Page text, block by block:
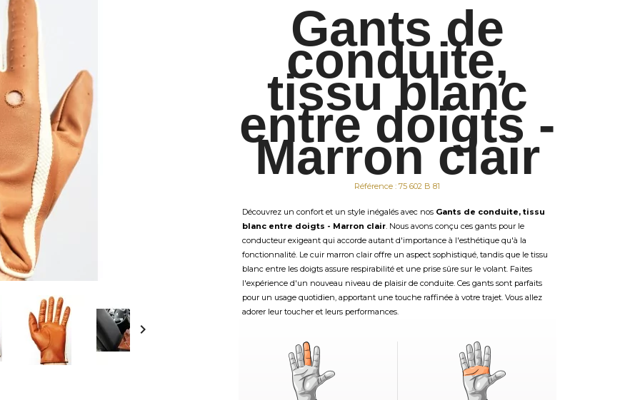

Gants de
conduite,
tissu blanc
entre doigts -
Marron clair
Référence : 75 602 B 81
Découvrez un confort et un style inégalés avec nos Gants de conduite, tissu
blanc entre doigts - Marron clair. Nous avons conçu ces gants pour le
conducteur exigeant qui accorde autant d'importance à l'esthétique qu'à la
fonctionnalité. Le cuir marron clair offre un aspect sophistiqué, tandis que le tissu
blanc entre les doigts assure respirabilité et une prise sûre sur le volant. Faites
l'expérience d'un nouveau niveau de plaisir de conduite. Ces gants sont parfaits
pour un usage quotidien, apportant une touche raffinée à votre trajet. Vous allez
adorer leur toucher et leurs performances.